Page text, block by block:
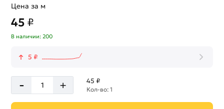
Цена за м
45 ₽
В наличии: 200
5 ₽
- + 45 ₽
Кол-во: 1